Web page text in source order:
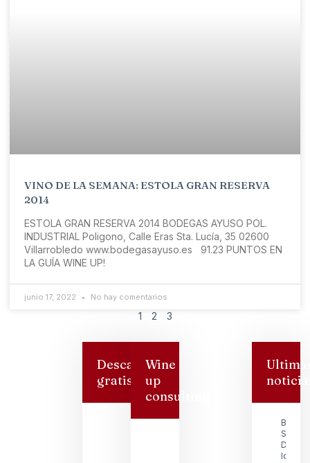
VINO DE LA SEMANA: ESTOLA GRAN RESERVA
2014
ESTOLA GRAN RESERVA 2014 BODEGAS AYUSO POL.
INDUSTRIAL Poligono, Calle Eras Sta. Lucía, 35 02600
Villarrobledo www.bodegasayuso.es 91.23 PUNTOS EN
LA GUÍA WINE UP!
junio 17, 2022 No hay comentarios
1 2 3
Descarga
gratis
Wine
up
consulting
San
logra